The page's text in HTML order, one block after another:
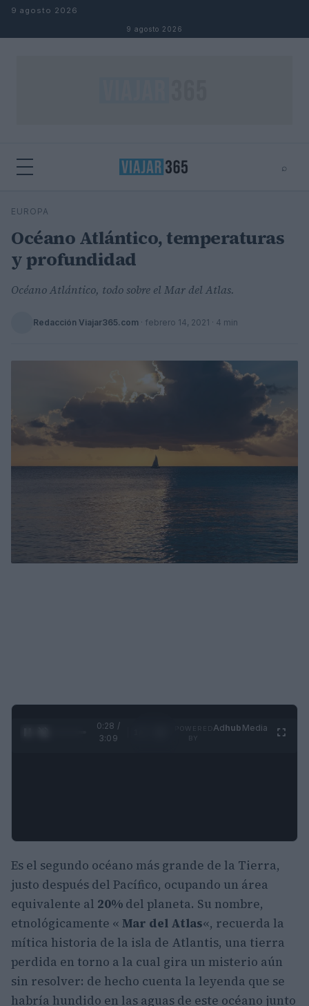
Saltar al contenido
9 agosto 2026
9 agosto 2026
⌕
Buscar
EUROPA
Océano Atlántico, temperaturas
y profundidad
Océano Atlántico, todo sobre el Mar del Atlas.
Redacción Viajar365.com · febrero 14, 2021 · 4 min
0:29 /
3:09
Adhub Media
Es el segundo océano más grande de la Tierra,
justo después del Pacífico, ocupando un área
equivalente al 20% del planeta. Su nombre,
etnológicamente « Mar del Atlas«, recuerda la
mítica historia de la isla de Atlantis, una tierra
perdida en torno a la cual gira un misterio aún
sin resolver: de hecho cuenta la leyenda que se
habría hundido en las aguas de este océano junto